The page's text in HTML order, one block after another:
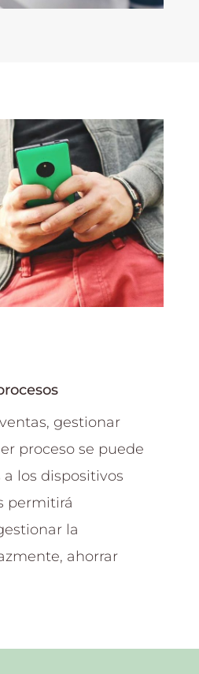
gestionar
proceso se puede
los dispositivos
permitirá
la
ahorrar